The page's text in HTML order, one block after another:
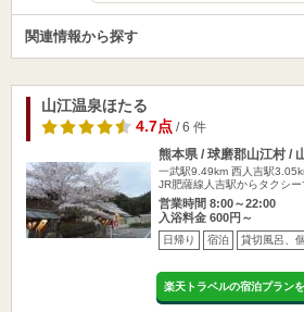
関連情報から探す
山江温泉ほたる
4.7点/ 6 件
熊本県 / 球磨郡山江村 /
一武駅9.49km 西人吉駅
JR肥薩線人吉駅からタクシ
営業時間 8:00～22:00
入浴料金 600円～
日帰り 宿泊 貸切風呂、
楽天トラベルの宿泊プラン